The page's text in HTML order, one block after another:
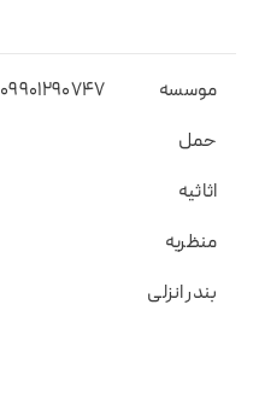
موسسه
حمل
اثاثیه
منظریه
بندر انزلی
09901290747